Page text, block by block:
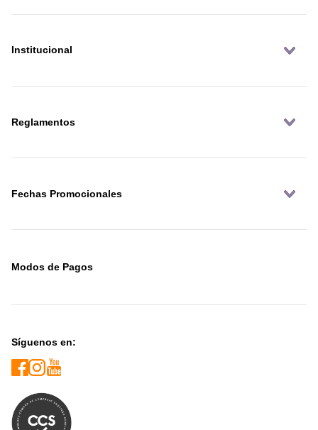
Institucional
Reglamentos
Fechas Promocionales
Modos de Pagos
Síguenos en: